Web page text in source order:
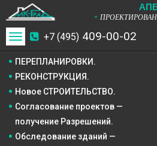
АП
*
+7 (495) 409-00-02
Toggle
navigation
ПЕРЕПЛАНИРОВКИ.
РЕКОНСТРУКЦИЯ.
Новое СТРОИТЕЛЬСТВО.
Согласование проектов —
получение Разрешений.
Обследование зданий —